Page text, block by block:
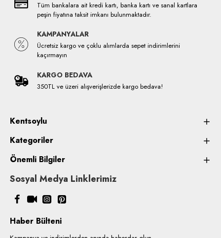
Tüm bankalara ait kredi kartı, banka kartı ve sanal kartlara
peşin fiyatına taksit imkanı bulunmaktadır.
KAMPANYALAR
Ücretsiz kargo ve çoklu alımlarda sepet indirimlerini
kaçırmayın
KARGO BEDAVA
350TL ve üzeri alışverişlerizde kargo bedava!
Kentsoylu
Kategoriler
Önemli Bilgiler
Sosyal Medya Linklerimiz
Haber Bülteni